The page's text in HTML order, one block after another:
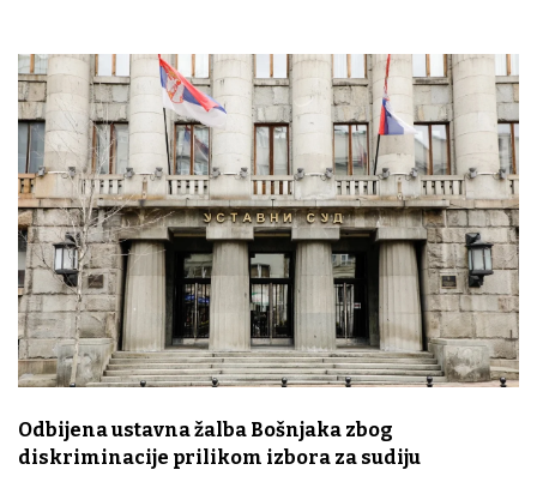
Odbijena ustavna žalba Bošnjaka zbog
diskriminacije prilikom izbora za sudiju